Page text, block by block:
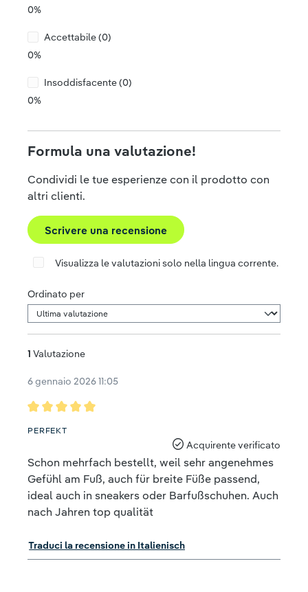
0%
Accettabile (0)
0%
Insoddisfacente (0)
0%
Formula una valutazione!
Condividi le tue esperienze con il prodotto con
altri clienti.
Scrivere una recensione
Visualizza le valutazioni solo nella lingua corrente.
Ordinato per
1 Valutazione
6 gennaio 2026 11:05
PERFEKT
Acquirente verificato
Schon mehrfach bestellt, weil sehr angenehmes
Gefühl am Fuß, auch für breite Füße passend,
ideal auch in sneakers oder Barfußschuhen. Auch
nach Jahren top qualität
Traduci la recensione in Italienisch